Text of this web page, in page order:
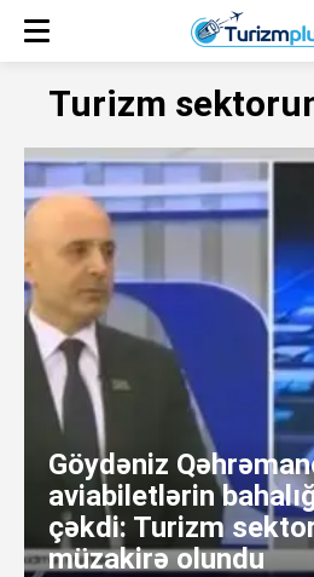
Turizm
Göydəniz
aviabiletlərin
çəkdi: Turizm
müzakirə olundu